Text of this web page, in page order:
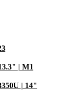
| M1
| 14"